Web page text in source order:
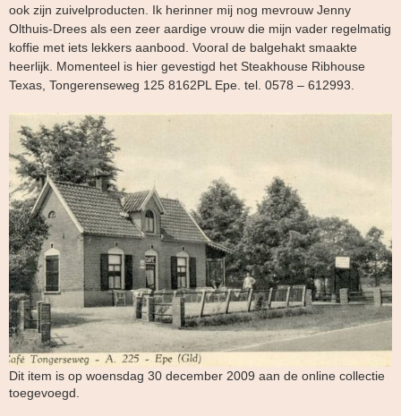
ook zijn zuivelproducten. Ik herinner mij nog mevrouw Jenny
Olthuis-Drees als een zeer aardige vrouw die mijn vader regelmatig
koffie met iets lekkers aanbood. Vooral de balgehakt smaakte
heerlijk. Momenteel is hier gevestigd het Steakhouse Ribhouse
Texas, Tongerenseweg 125 8162PL Epe. tel. 0578 – 612993.
Dit item is op woensdag 30 december 2009 aan de online collectie
toegevoegd.